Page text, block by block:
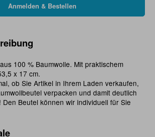
100 % Baumwolle. Mit praktischem
x 17 cm.
ob Sie Artikel in Ihrem Laden verkaufen,
verpacken und damit deutlich
Beutel können wir individuell für Sie